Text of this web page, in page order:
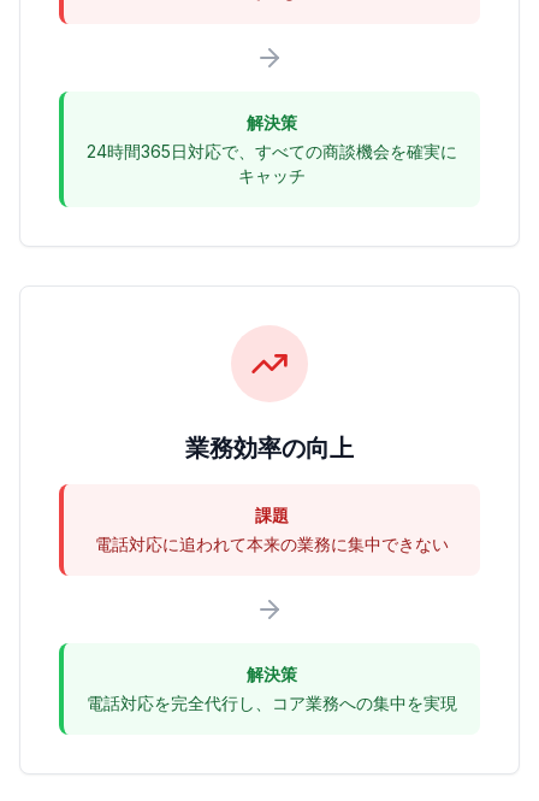
解決策
24時間365日対応で、すべての商談機会を確実に
キャッチ
業務効率の向上
課題
電話対応に追われて本来の業務に集中できない
解決策
電話対応を完全代行し、コア業務への集中を実現